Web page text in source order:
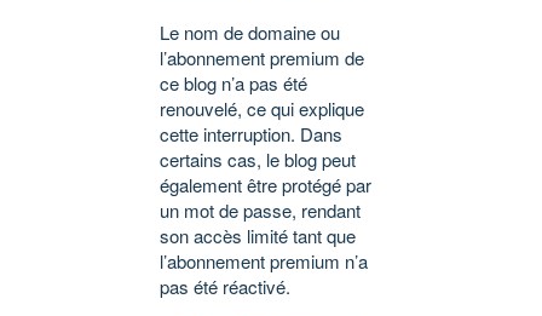
Le nom de domaine ou
l’abonnement premium de
ce blog n’a pas été
renouvelé, ce qui explique
cette interruption. Dans
certains cas, le blog peut
également être protégé par
un mot de passe, rendant
son accès limité tant que
l’abonnement premium n’a
pas été réactivé.